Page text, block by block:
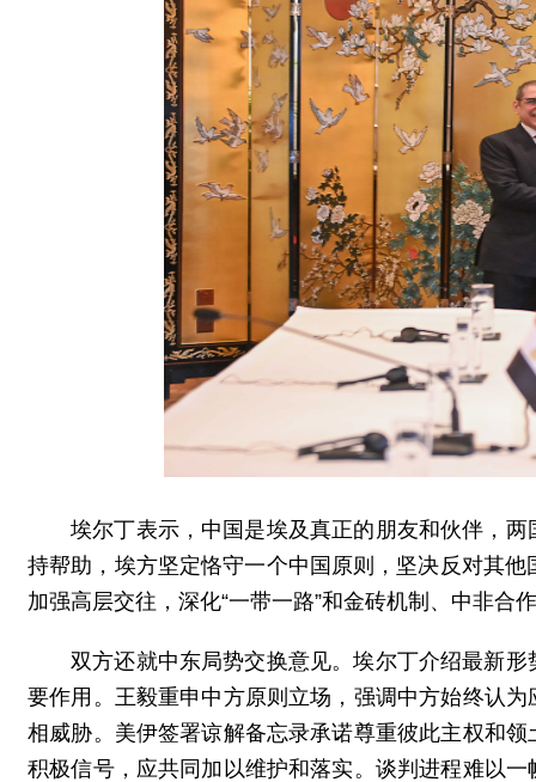
埃尔丁表示，中国是埃及真正的朋友和伙伴，
持帮助，埃方坚定恪守一个中国原则，坚决反对其
加强高层交往，深化“一带一路”和金砖机制、中非
双方还就中东局势交换意见。埃尔丁介绍最新
要作用。王毅重申中方原则立场，强调中方始终认
相威胁。美伊签署谅解备忘录承诺尊重彼此主权和
积极信号，应共同加以维护和落实。谈判进程难以